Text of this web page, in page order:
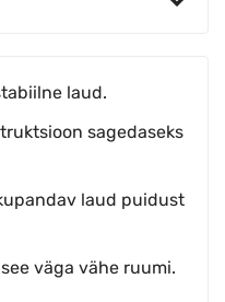
laud.
sagedaseks
laud puidust
väga vähe ruumi.